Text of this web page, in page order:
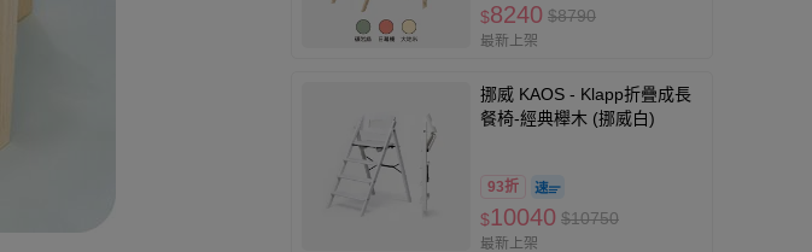
$8240 $8790
最新上架
挪威 KAOS - Klapp折疊成長
餐椅-經典櫸木 (挪威白)
93折
$10040 $10750
最新上架